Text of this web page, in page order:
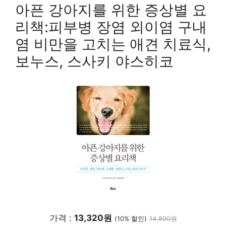
아픈 강아지를 위한 증상별 요
리책:피부병 장염 외이염 구내
염 비만을 고치는 애견 치료식,
보누스, 스사키 야스히코
가격 : 13,320원 (10% 할인) 14,800원